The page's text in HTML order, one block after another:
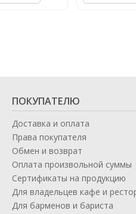
ПОКУПАТЕЛЮ
Доставка и оплата
Права покупателя
Обмен и возврат
Оплата произвольной суммы
Сертификаты на продукцию
Для владельцев кафе и
Для барменов и бариста